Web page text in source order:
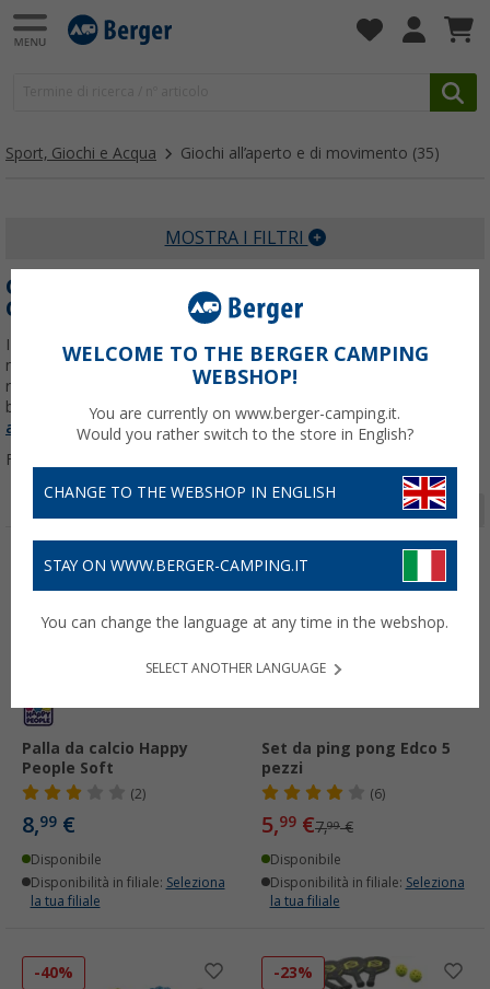
Sport, Giochi e Acqua Giochi all’aperto e di movimento (35)
MOSTRA I FILTRI
GIOCHI ALL’APERTO E MOVIMENTO PER
CAMPEGGIO E OUTDOOR
I giochi all’aperto rendono più vivace ogni giornata in campeggio, al
mare o in giardino. In questa categoria trovi bocce, palloni,
racchettoni da spiaggia e giochi di movimento pensati per famiglie,
bambini e gruppi di amici. SoluzioniPer saperne di più su
all’aperto e di movimento...
Filtrare per:
Pagina 1 da 2
Palla da calcio Happy
People Soft
(2)
8,99 €
Disponibile
Disponibilità in filiale: Seleziona
la tua filiale
-25%
Set da ping pong Edco 5
pezzi
(6)
5,99 €7,99€
Disponibile
Disponibilità in filiale: Seleziona
la tua filiale
-40% -23%
WELCOME TO THE BERGER CAMPING
WEBSHOP!
You are currently on www.berger-camping.it.
Would you rather switch to the store in English?
CHANGE TO THE WEBSHOP IN ENGLISH
STAY ON WWW.BERGER-CAMPING.IT
You can change the language at any time in the webshop.
SELECT ANOTHER LANGUAGE